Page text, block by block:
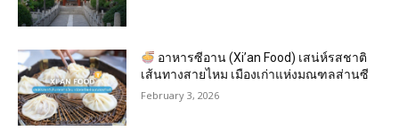
อาหารซีอาน (Xi’an Food) เสน่ห์รสชาติ
เส้นทางสายไหม เมืองเก่าแห่งมณฑลส่านซี
February 3, 2026